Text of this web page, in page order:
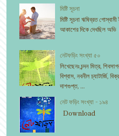
মিষ্টি সূচনা
মিষ্টি সূচনা ঋষিব্রত
আকাশের দিকে দেখছিল অভি
নেটফড়িং সংখ্যা ৫০
লিখেছেনঃ চন্দন মিত্র,
বিশ্বাস, নবনীল চ্যাটার্জি,
দাশগুপ্ত, ...
নেট ফড়িং সংখ্যা - ১৯৪
Download